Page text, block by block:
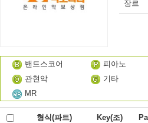
장르
밴드스코어 피아노
관현악
기타
MR
형식(파트) Key(조)